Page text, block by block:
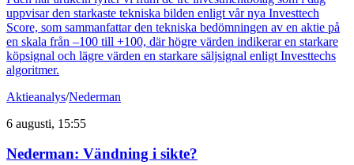
uppvisar den starkaste tekniska bilden enligt vår nya Investtech
Score, som sammanfattar den tekniska bedömningen av en aktie på
en skala från –100 till +100, där högre värden indikerar en starkare
köpsignal och lägre värden en starkare säljsignal enligt Investtechs
algoritmer.
Aktieanalys/Nederman
6 augusti, 15:55
Nederman: Vändning i sikte?